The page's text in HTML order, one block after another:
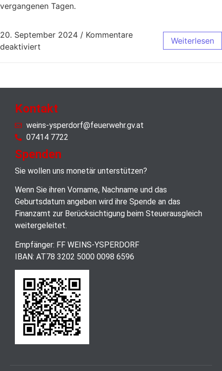
vergangenen Tagen.
20. September 2024 / Kommentare
deaktiviert
Weiterlesen
Kontakt
weins-ysperdorf@feuerwehr.gv.at
07414 7722
Spenden
Sie wollen uns monetär unterstützen?
Wenn Sie ihren Vorname, Nachname und das
Geburtsdatum angeben wird ihre Spende an das
Finanzamt zur Berücksichtigung beim Steuerausgleich
weitergeleitet.
Empfänger: FF WEINS-YSPERDORF
IBAN: AT78 3202 5000 0098 6596